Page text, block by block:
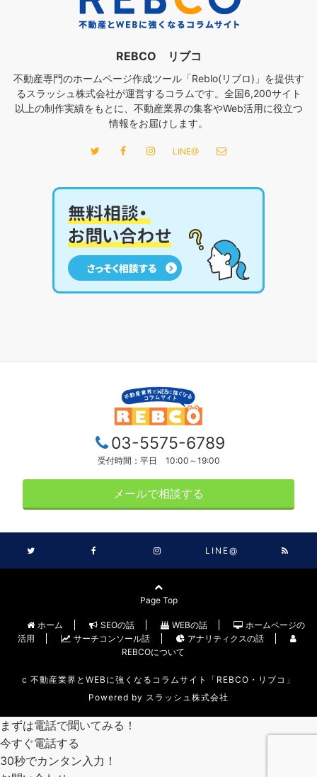
REBCO リブコ
不動産専門のホームページ作成ツール「Reblo(リブロ)」を提供す
るスラッシュ株式会社が運営するコラムです。全国6,200サイト
以上の制作実績をもとに、不動産業界の集客やWeb活用に役立つ
情報をお届けします。
LINE@
03-5575-6789
受付時間：平日 10:00～19:00
メールで相談する
LINE@
Page Top
ホーム SEOの話 WEBの話
ホームページの
活用
サーチコンソール話
アナリティクスの話
REBCOについて
c 不動産業界とWEBに強くなるコラムサイト「REBCO・リブコ」
Powered by スラッシュ株式会社
まずは電話で聞いてみる！
今すぐ電話する
30秒でカンタン入力！